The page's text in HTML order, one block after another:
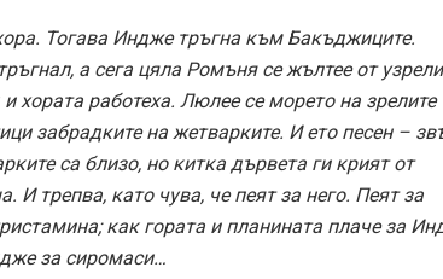
Тогава Индже тръгна към Бакъджиците.
а сега цяла Ромъня се жълтее от узрели
хората работеха. Люлее се морето на зрелите
забрадките на жетварките. И ето песен –
са близо, но китка дървета ги крият от
трепва, като чува, че пеят за него. Пеят за
как гората и планината плаче за
за сиромаси…